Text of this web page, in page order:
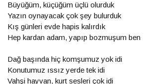
Büyüğüm, küçüğüm üçlü olurduk
Yazın oynayacak çok şey bulurduk
Kış günleri evde hapis kalırdık
Hep kardan adam, yapıp bozmuşum ben
Dağ başında hiç komşumuz yok idi
Konutumuz ıssız yerde tek idi
Vahşi hayvan, kurt sesleri çok idi